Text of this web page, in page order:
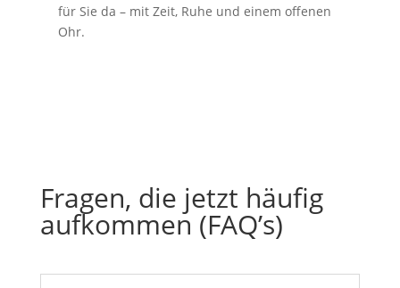
für Sie da – mit Zeit, Ruhe und einem offenen
Ohr.
Fragen, die jetzt häufig
aufkommen (FAQ’s)